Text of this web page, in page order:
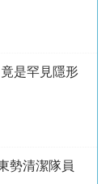
是罕見隱形
勢清潔隊員